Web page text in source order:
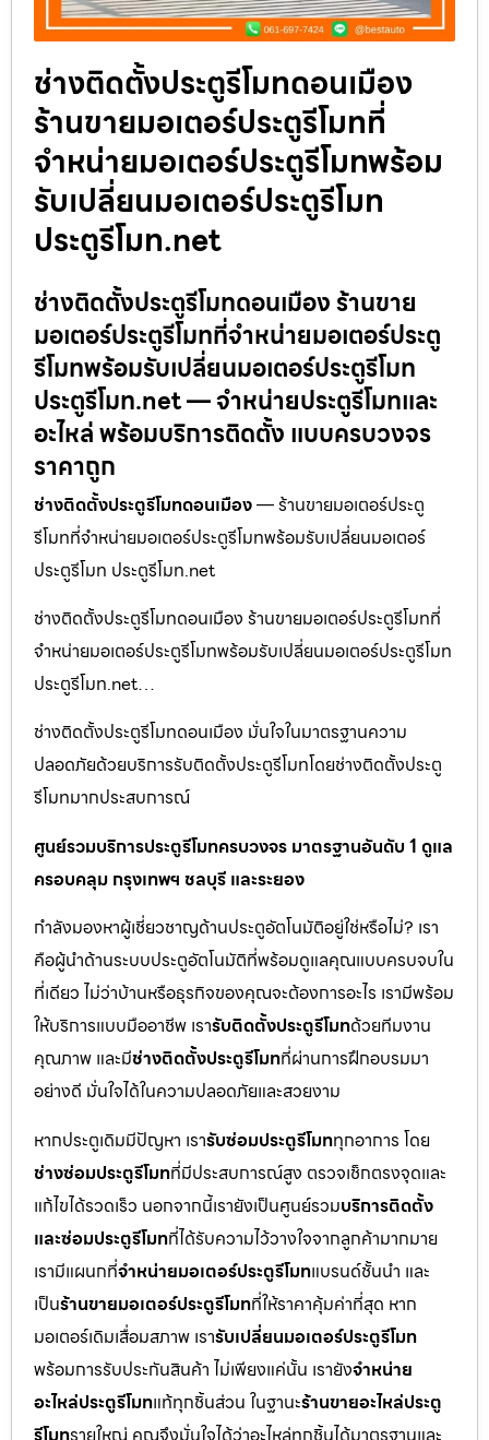
ช่างติดตั้งประตูรีโมทดอนเมือง
ร้านขายมอเตอร์ประตูรีโมทที่
จำหน่ายมอเตอร์ประตูรีโมทพร้อม
รับเปลี่ยนมอเตอร์ประตูรีโมท
ประตูรีโมท.net
ช่างติดตั้งประตูรีโมทดอนเมือง ร้านขาย
มอเตอร์ประตูรีโมทที่จำหน่ายมอเตอร์ประตู
รีโมทพร้อมรับเปลี่ยนมอเตอร์ประตูรีโมท
ประตูรีโมท.net — จำหน่ายประตูรีโมทและ
อะไหล่ พร้อมบริการติดตั้ง แบบครบวงจร
ราคาถูก
ช่างติดตั้งประตูรีโมทดอนเมือง— ร้านขายมอเตอร์ประตู
รีโมทที่จำหน่ายมอเตอร์ประตูรีโมทพร้อมรับเปลี่ยนมอเตอร์
ประตูรีโมท ประตูรีโมท.net
ช่างติดตั้งประตูรีโมทดอนเมือง ร้านขายมอเตอร์ประตูรีโมทที่
จำหน่ายมอเตอร์ประตูรีโมทพร้อมรับเปลี่ยนมอเตอร์ประตูรีโมท
ประตูรีโมท.net…
ช่างติดตั้งประตูรีโมทดอนเมือง มั่นใจในมาตรฐานความ
ปลอดภัยด้วยบริการรับติดตั้งประตูรีโมทโดยช่างติดตั้งประตู
รีโมทมากประสบการณ์
ศูนย์รวมบริการประตูรีโมทครบวงจร มาตรฐานอันดับ 1 ดูแล
ครอบคลุม กรุงเทพฯ ชลบุรี และระยอง
กำลังมองหาผู้เชี่ยวชาญด้านประตูอัตโนมัติอยู่ใช่หรือไม่? เรา
คือผู้นำด้านระบบประตูอัตโนมัติที่พร้อมดูแลคุณแบบครบจบใน
ที่เดียว ไม่ว่าบ้านหรือธุรกิจของคุณจะต้องการอะไร เรามีพร้อม
ให้บริการแบบมืออาชีพ เรารับติดตั้งประตูรีโมทด้วยทีมงาน
คุณภาพ และมีช่างติดตั้งประตูรีโมทที่ผ่านการฝึกอบรมมา
อย่างดี มั่นใจได้ในความปลอดภัยและสวยงาม
หากประตูเดิมมีปัญหา เรารับซ่อมประตูรีโมททุกอาการ โดย
ช่างซ่อมประตูรีโมทที่มีประสบการณ์สูง ตรวจเช็กตรงจุดและ
แก้ไขได้รวดเร็ว นอกจากนี้เรายังเป็นศูนย์รวมบริการติดตั้ง
และซ่อมประตูรีโมทที่ได้รับความไว้วางใจจากลูกค้ามากมาย
เรามีแผนกที่จำหน่ายมอเตอร์ประตูรีโมทแบรนด์ชั้นนำ และ
เป็นร้านขายมอเตอร์ประตูรีโมทที่ให้ราคาคุ้มค่าที่สุด หาก
มอเตอร์เดิมเสื่อมสภาพ เรารับเปลี่ยนมอเตอร์ประตูรีโมท
พร้อมการรับประกันสินค้า ไม่เพียงแค่นั้น เรายังจำหน่าย
อะไหล่ประตูรีโมทแท้ทุกชิ้นส่วน ในฐานะร้านขายอะไหล่ประตู